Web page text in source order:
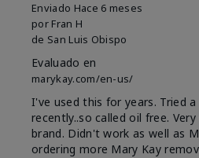
Enviado Hace 6 meses
por Fran H
de San Luis Obispo
Evaluado en
marykay.com/en-us/
I've used this for years. Tried
recently..so called oil free.
brand. Didn't work as well as
ordering more Mary Kay